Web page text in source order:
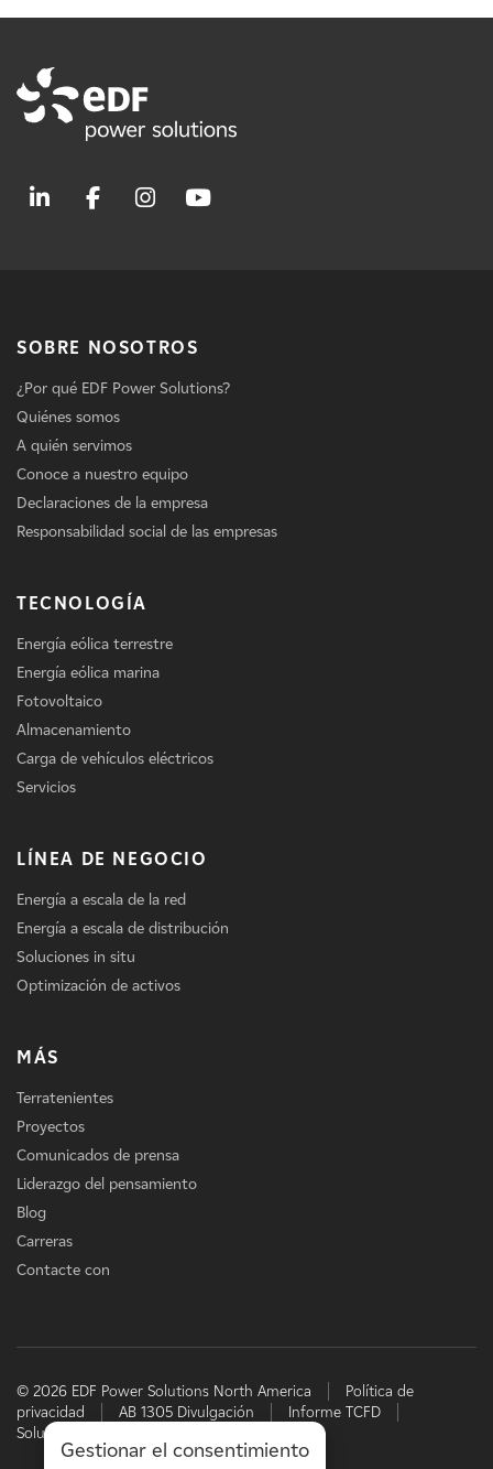
SOBRE NOSOTROS
¿Por qué EDF Power Solutions?
Quiénes somos
A quién servimos
Conoce a nuestro equipo
Declaraciones de la empresa
Responsabilidad social de las empresas
TECNOLOGÍA
Energía eólica terrestre
Energía eólica marina
Fotovoltaico
Almacenamiento
Carga de vehículos eléctricos
Servicios
LÍNEA DE NEGOCIO
Energía a escala de la red
Energía a escala de distribución
Soluciones in situ
Optimización de activos
MÁS
Terratenientes
Proyectos
Comunicados de prensa
Liderazgo del pensamiento
Blog
Carreras
Contacte con
© 2026 EDF Power Solutions North America
Política de
privacidad
AB 1305 Divulgación
Informe TCFD
Soluciones energéticas de EDF
Gestionar el consentimiento